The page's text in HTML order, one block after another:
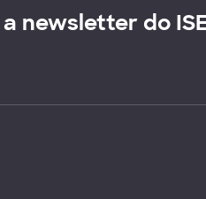
newsletter do